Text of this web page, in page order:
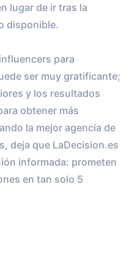
lugar de ir tras la
disponible.
para
ser muy gratificante;
y los resultados
obtener más
la mejor agencia de
deja que LaDecision.es
informada: prometen
en tan solo 5